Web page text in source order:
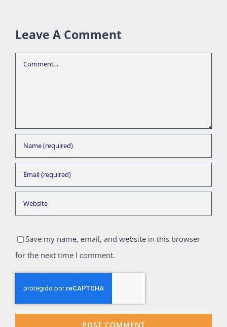
Leave A Comment
Comment
Save my name, email, and website in this browser
for the next time I comment.